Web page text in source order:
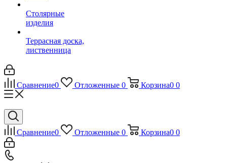
Столярные
изделия
Террасная доска,
лиственница
Сравнение0 Отложенные 0 Корзина0 0
Сравнение0 Отложенные 0 Корзина0 0